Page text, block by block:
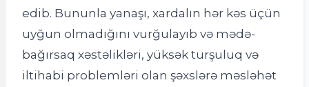
edib. Bununla yanaşı, xardalın hər kəs üçün
uyğun olmadığını vurğulayıb və mədə-
bağırsaq xəstəlikləri, yüksək turşuluq və
iltihabi problemləri olan şəxslərə məsləhət